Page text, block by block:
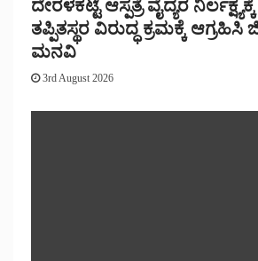
ದೇರಳಕಟ್ಟೆ ಆಸ್ಪತ್ರೆ ವೈದ್ಯರ
ತಪ್ಪಿತಸ್ಥರ ವಿರುದ್ಧ ಕ್ರಮಕ್ಕೆ ಆಗ್ರಹಿಸಿ
ಮನವಿ
3rd August 2026